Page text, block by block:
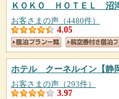
ＫＯＫＯ ＨＯＴＥＬ 沼
お客さまの声（4480件）
4.05
ホテル クーネルイン 【静
お客さまの声（293件）
3.97